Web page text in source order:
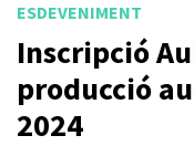
ESDEVENIMENT
Inscripció
producció
2024